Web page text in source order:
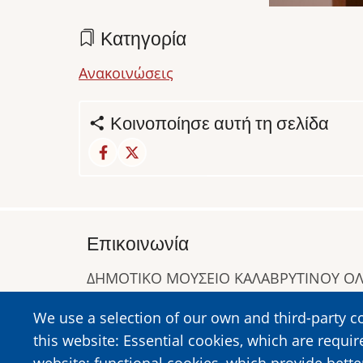
Κατηγορία
Ανακοινώσεις
Κοινοποίησε αυτή τη σελίδα
We use a selection of our own and third-party
this website: Essential cookies, which are
Επικοινωνία
ΔΗΜΟΤΙΚΟ ΜΟΥΣΕΙΟ ΚΑΛΑΒΡΥΤΙΝΟΥ
Τηλ:2692023646, 2692360220
https://www.dmko.gr || info@dmko.gr